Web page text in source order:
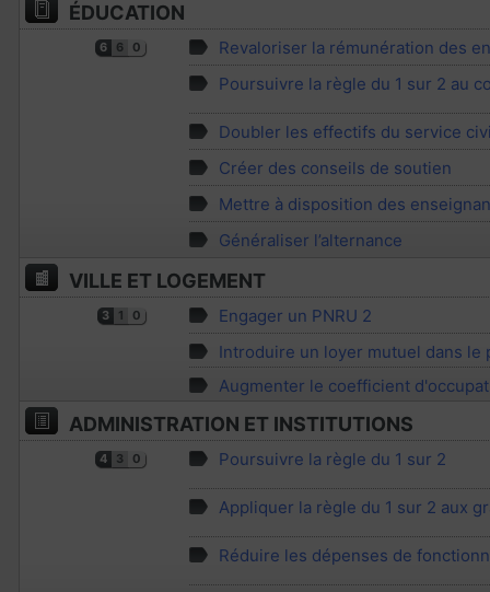
ÉDUCATION
6 6 0
Revaloriser la rémunération des
Poursuivre la règle du 1 sur 2 au
Doubler les effectifs du service
Créer des conseils de soutien
Mettre à disposition des
Généraliser l’alternance
VILLE ET LOGEMENT
3 1 0
Engager un PNRU 2
Introduire un loyer mutuel dans le
Augmenter le coefficient
ADMINISTRATION ET INSTITUTIONS
4 3 0 Poursuivre la règle du 1 sur 2
Appliquer la règle du 1 sur 2 aux
Réduire les dépenses de